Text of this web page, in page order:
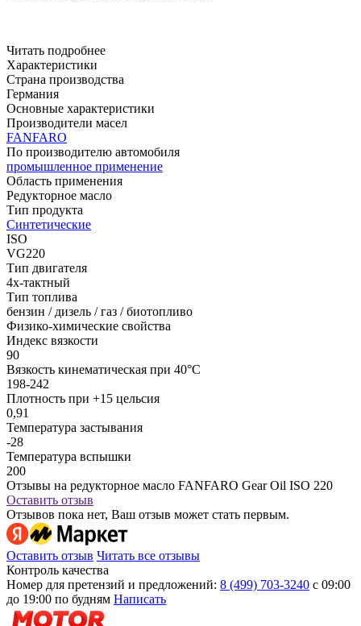
Читать подробнее
Характеристики
Страна производства
Германия
Основные характеристики
Производители масел
FANFARO
По производителю автомобиля
промышленное применение
Область применения
Редукторное масло
Тип продукта
Синтетические
ISO
VG220
Тип двигателя
4х-тактный
Тип топлива
бензин / дизель / газ / биотопливо
Физико-химические свойства
Индекс вязкости
90
Вязкость кинематическая при 40°С
198-242
Плотность при +15 цельсия
0,91
Температура застывания
-28
Температура вспышки
200
Отзывы на редукторное масло FANFARO Gear Oil ISO 220
Оставить отзыв
Отзывов пока нет, Ваш отзыв может стать первым.
Оставить отзыв Читать все отзывы
Контроль качества
Номер для претензий и предложений: 8 (499) 703-3240 с 09:00
до 19:00 по будням Написать